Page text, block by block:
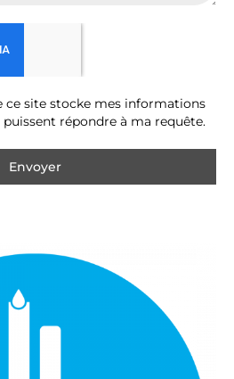
ce site stocke mes informations
puissent répondre à ma requête.
Envoyer